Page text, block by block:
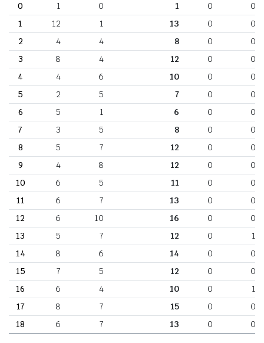
0
1 0 1 0
0
1
12 1 13 0
0
2
4 4 8 0
0
3
8 4 12 0
0
4
4 6 10 0
0
5
2 5 7 0
0
6
5 1 6 0
0
7
3 5 8 0
0
8
5 7 12 0
0
9
4 8 12 0
0
10
6 5 11 0
0
11
6 7 13 0
0
12
6 10 16 0
0
13
5 7 12 0
1
14
8 6 14 0
0
15
7 5 12 0
0
16
6 4 10 0
1
17
8 7 15 0
0
18
6 7 13 0 0